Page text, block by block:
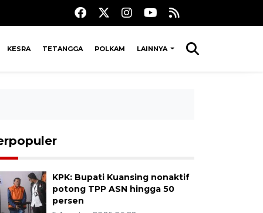
KESRA TETANGGA POLKAM LAINNYA
KPK: Bupati Kuansing nonaktif
potong TPP ASN hingga 50
persen